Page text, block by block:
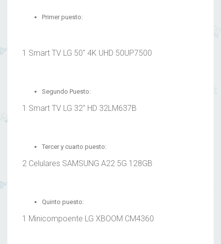
Primer puesto:
1 Smart TV LG 50″ 4K UHD 50UP7500
Segundo Puesto:
1 Smart TV LG 32″ HD 32LM637B
Tercer y cuarto puesto:
2 Celulares SAMSUNG A22 5G 128GB
Quinto puesto:
1 Minicompoente LG XBOOM CM4360